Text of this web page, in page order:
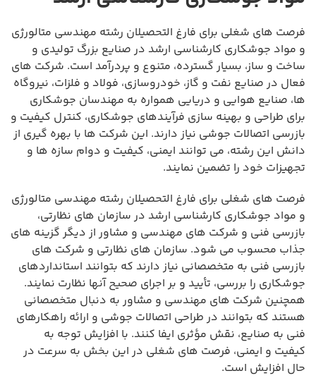
فرصت های شغلی برای فارغ التحصیلان رشته مهندسی متالورژی
و مواد جوشکاری کارشناسی ارشد در صنایع بزرگ تولیدی و
ساخت و ساز، بسیار گسترده، متنوع و پردرآمد است. شرکت های
فعال در صنایع نفت و گاز، خودروسازی، فولاد و فلزات، نیروگاه
ها، صنایع هوایی و دریایی همواره به مهندسان جوشکاری
برای طراحی و بهینه سازی فرآیندهای جوشکاری، کنترل کیفیت و
بازرسی اتصالات جوشی نیاز دارند. این شرکت ها با بهره گیری از
دانش این رشته، می توانند ایمنی، کیفیت و دوام سازه ها و
تجهیزات خود را تضمین نمایند.
فرصت های شغلی برای فارغ التحصیلان رشته مهندسی متالورژی
و مواد جوشکاری کارشناسی ارشد در سازمان های نظارتی،
بازرسی فنی و شرکت های مهندسی و مشاور از دیگر گزینه های
جذاب محسوب می شود. سازمان های نظارتی و شرکت های
بازرسی فنی به متخصصانی نیاز دارند که بتوانند استانداردهای
جوشکاری را بررسی، تأیید و بر اجرای صحیح آنها نظارت نمایند.
همچنین شرکت های مهندسی و مشاور به دنبال متخصصانی
هستند که بتوانند در طراحی اتصالات جوشی و ارائه راهکارهای
فنی به صنایع، نقش مؤثری ایفا کنند. با افزایش توجه به
کیفیت و ایمنی، فرصت های شغلی در این بخش به سرعت در
حال افزایش است.